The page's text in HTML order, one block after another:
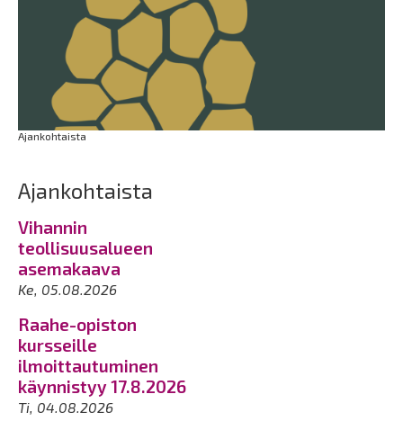
Ajankohtaista
Ajankohtaista
Vihannin
teollisuusalueen
asemakaava
Ke, 05.08.2026
Raahe-opiston
kursseille
ilmoittautuminen
käynnistyy 17.8.2026
Ti, 04.08.2026